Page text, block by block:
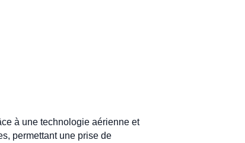
à une technologie aérienne et
permettant une prise de